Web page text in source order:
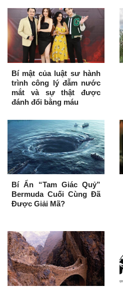
Bí mật của luật sư hành
trình công lý đẫm nước
mắt và sự thật được
đánh đổi bằng máu
Bí Ẩn “Tam Giác Quỷ”
Bermuda Cuối Cùng Đã
Được Giải Mã?